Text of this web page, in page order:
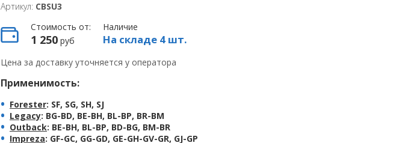
Артикул: CBSU3
Стоимость от:
1 250руб
Наличие
На складе 4 шт.
Цена за доставку уточняется у оператора
Применимость:
Forester: SF, SG, SH, SJ
Legacy: BG-BD, BE-BH, BL-BP, BR-BM
Outback: BE-BH, BL-BP, BD-BG, BM-BR
Impreza: GF-GC, GG-GD, GE-GH-GV-GR, GJ-GP